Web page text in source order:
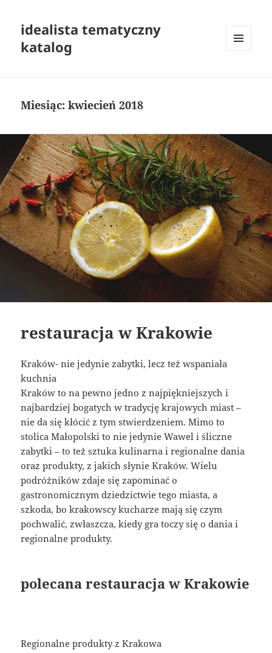
idealista tematyczny
katalog
Miesiąc:kwiecień 2018
restauracja w Krakowie
Kraków- nie jedynie zabytki, lecz też wspaniała
kuchnia
Kraków to na pewno jedno z najpiękniejszych i
najbardziej bogatych w tradycję krajowych miast –
nie da się kłócić z tym stwierdzeniem. Mimo to
stolica Małopolski to nie jedynie Wawel i śliczne
zabytki – to też sztuka kulinarna i regionalne dania
oraz produkty, z jakich słynie Kraków. Wielu
podróżników zdaje się zapominać o
gastronomicznym dziedzictwie tego miasta, a
szkoda, bo krakowscy kucharze mają się czym
pochwalić, zwłaszcza, kiedy gra toczy się o dania i
regionalne produkty.
polecana restauracja w Krakowie
Regionalne produkty z Krakowa